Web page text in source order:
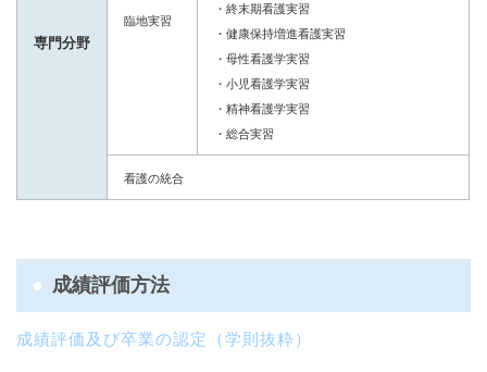
専門分野
臨地実習
・終末期看護実習
・健康保持増進看護実習
・母性看護学実習
・小児看護学実習
・精神看護学実習
・総合実習
看護の統合
成績評価方法
成績評価及び卒業の認定（学則抜粋）